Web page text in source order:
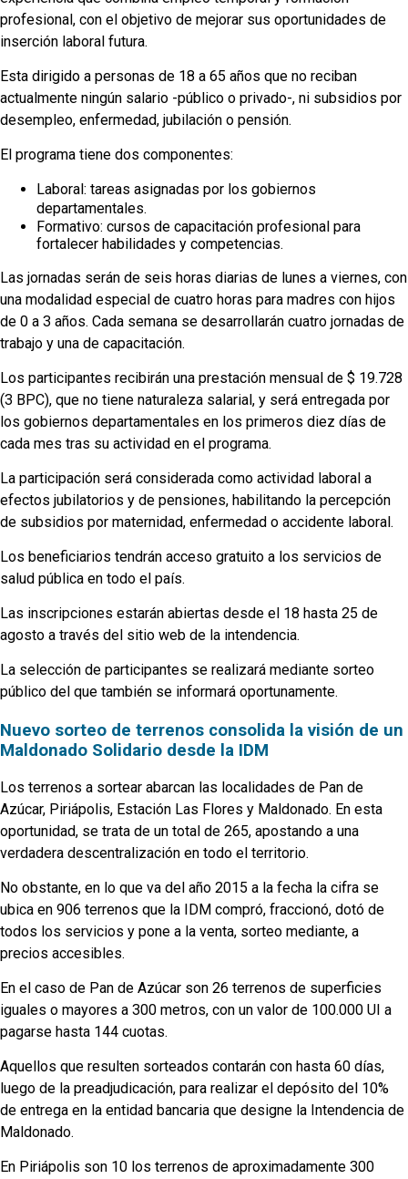
profesional, con el objetivo de mejorar sus oportunidades de
inserción laboral futura.
Esta dirigido a personas de 18 a 65 años que no reciban
actualmente ningún salario -público o privado-, ni subsidios por
desempleo, enfermedad, jubilación o pensión.
El programa tiene dos componentes:
Laboral: tareas asignadas por los gobiernos
departamentales.
Formativo: cursos de capacitación profesional para
fortalecer habilidades y competencias.
Las jornadas serán de seis horas diarias de lunes a viernes, con
una modalidad especial de cuatro horas para madres con hijos
de 0 a 3 años. Cada semana se desarrollarán cuatro jornadas de
trabajo y una de capacitación.
Los participantes recibirán una prestación mensual de $ 19.728
(3 BPC), que no tiene naturaleza salarial, y será entregada por
los gobiernos departamentales en los primeros diez días de
cada mes tras su actividad en el programa.
La participación será considerada como actividad laboral a
efectos jubilatorios y de pensiones, habilitando la percepción
de subsidios por maternidad, enfermedad o accidente laboral.
Los beneficiarios tendrán acceso gratuito a los servicios de
salud pública en todo el país.
Las inscripciones estarán abiertas desde el 18 hasta 25 de
agosto a través del sitio web de la intendencia.
La selección de participantes se realizará mediante sorteo
público del que también se informará oportunamente.
Nuevo sorteo de terrenos consolida la visión de un
Maldonado Solidario desde la IDM
Los terrenos a sortear abarcan las localidades de Pan de
Azúcar, Piriápolis, Estación Las Flores y Maldonado. En esta
oportunidad, se trata de un total de 265, apostando a una
verdadera descentralización en todo el territorio.
No obstante, en lo que va del año 2015 a la fecha la cifra se
ubica en 906 terrenos que la IDM compró, fraccionó, dotó de
todos los servicios y pone a la venta, sorteo mediante, a
precios accesibles.
En el caso de Pan de Azúcar son 26 terrenos de superficies
iguales o mayores a 300 metros, con un valor de 100.000 UI a
pagarse hasta 144 cuotas.
Aquellos que resulten sorteados contarán con hasta 60 días,
luego de la preadjudicación, para realizar el depósito del 10%
de entrega en la entidad bancaria que designe la Intendencia de
Maldonado.
En Piriápolis son 10 los terrenos de aproximadamente 300